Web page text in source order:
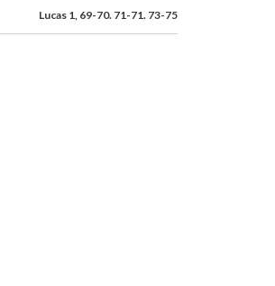
Lucas 1, 69-70. 71-71. 73-75